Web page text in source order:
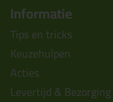
Informatie
Tips en tricks
Keuzehulpen
Acties
Levertijd & Bezorging